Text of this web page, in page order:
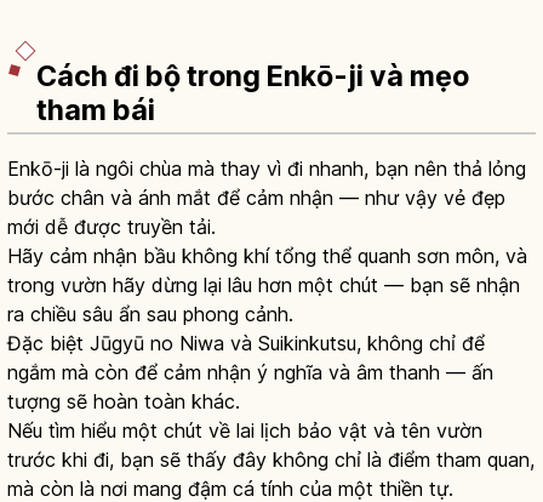
Cách đi bộ trong Enkō-ji và mẹo
tham bái
Enkō-ji là ngôi chùa mà thay vì đi nhanh, bạn nên thả lỏng
bước chân và ánh mắt để cảm nhận — như vậy vẻ đẹp
mới dễ được truyền tải.
Hãy cảm nhận bầu không khí tổng thể quanh sơn môn, và
trong vườn hãy dừng lại lâu hơn một chút — bạn sẽ nhận
ra chiều sâu ẩn sau phong cảnh.
Đặc biệt Jūgyū no Niwa và Suikinkutsu, không chỉ để
ngắm mà còn để cảm nhận ý nghĩa và âm thanh — ấn
tượng sẽ hoàn toàn khác.
Nếu tìm hiểu một chút về lai lịch bảo vật và tên vườn
trước khi đi, bạn sẽ thấy đây không chỉ là điểm tham quan,
mà còn là nơi mang đậm cá tính của một thiền tự.